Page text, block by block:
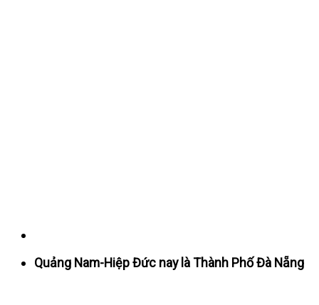
Quảng Nam-Hiệp Đức nay là Thành Phố Đà Nẵng